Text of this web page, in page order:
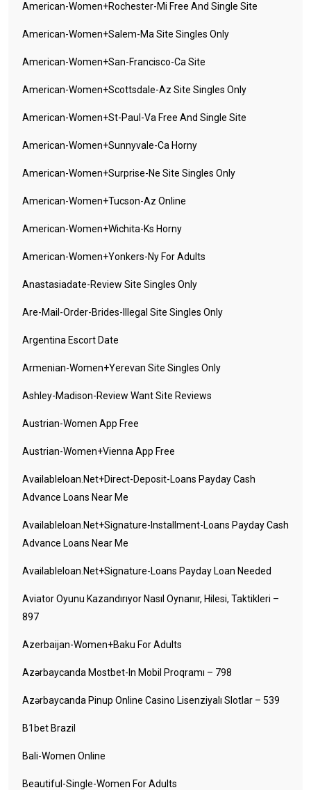
American-Women+rochester-Mi Free And Single Site
American-Women+salem-Ma Site Singles Only
American-Women+san-Francisco-Ca Site
American-Women+scottsdale-Az Site Singles Only
American-Women+st-Paul-Va Free And Single Site
American-Women+sunnyvale-Ca Horny
American-Women+surprise-Ne Site Singles Only
American-Women+tucson-Az Online
American-Women+wichita-Ks Horny
American-Women+yonkers-Ny For Adults
Anastasiadate-Review Site Singles Only
Are-Mail-Order-Brides-Illegal Site Singles Only
Argentina Escort Date
Armenian-Women+yerevan Site Singles Only
Ashley-Madison-Review Want Site Reviews
Austrian-Women App Free
Austrian-Women+vienna App Free
Availableloan.net+direct-Deposit-Loans Payday Cash
Advance Loans Near Me
Availableloan.net+signature-Installment-Loans Payday Cash
Advance Loans Near Me
Availableloan.net+signature-Loans Payday Loan Needed
Aviator Oyunu Kazandırıyor Nasıl Oynanır, Hilesi, Taktikleri –
897
Azerbaijan-Women+baku For Adults
Azərbaycanda Mostbet-In Mobil Proqramı – 798
Azərbaycanda Pinup Online Casino Lisenziyalı Slotlar – 539
B1bet Brazil
Bali-Women Online
Beautiful-Single-Women For Adults